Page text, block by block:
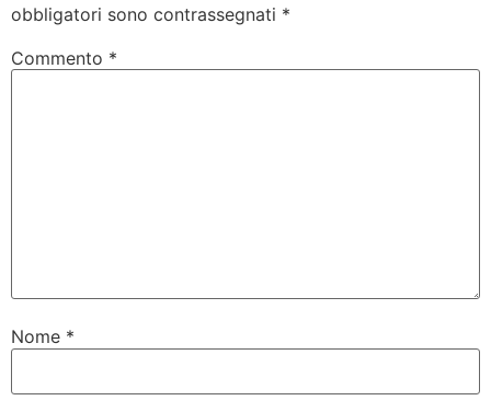
obbligatori sono contrassegnati *
Commento *
Nome *